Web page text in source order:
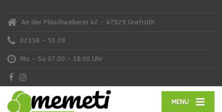
An der Plüschweberei 42 - 47929 Grefrath
02158 - 53 28
Mo - Sa 07.00 - 18.00 Uhr
MENU